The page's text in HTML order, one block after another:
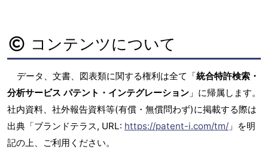
コンテンツについて
データ、文書、図表類に関する権利は全て「統合特許検索・
分析サービス パテント・インテグレーション 」に帰属します。
社内資料、社外報告資料等(有償・無償問わず)に掲載する際は
出典「ブランドテラス, URL: https://patent-i.com/tm/ 」を明
記の上、ご利用ください。